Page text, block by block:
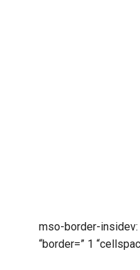
mso-border-
“border=” 1